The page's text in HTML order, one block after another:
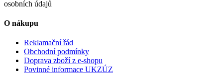
osobních údajů
O nákupu
Reklamační řád
Obchodní podmínky
Doprava zboží z e-shopu
Povinné informace UKZÚZ